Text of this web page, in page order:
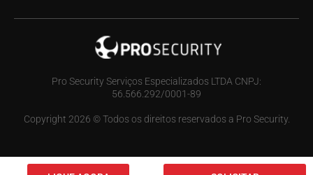
Pro Security Serviços Especializados LTDA CNPJ:
56.566.292/0001-89
Copyright 2026 © Todos os direitos reservados a Pro Security.